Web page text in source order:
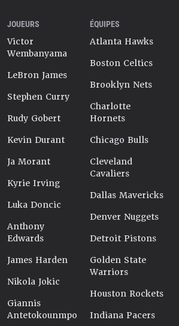
JOUEURS
Victor
Wembanyama
LeBron James
Stephen Curry
Rudy Gobert
Kevin Durant
Ja Morant
Kyrie Irving
Luka Doncic
Anthony
Edwards
James Harden
Nikola Jokic
Giannis
Antetokounmpo
ÉQUIPES
Atlanta Hawks
Boston Celtics
Brooklyn Nets
Charlotte
Hornets
Chicago Bulls
Cleveland
Cavaliers
Dallas Mavericks
Denver Nuggets
Detroit Pistons
Golden State
Warriors
Houston Rockets
Indiana Pacers